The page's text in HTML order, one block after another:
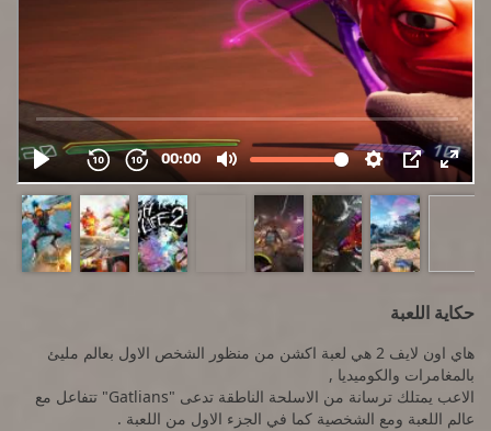
حكاية اللعبة
هاي اون لايف 2 هي لعبة اكشن من منظور الشخص الاول بعالم مليئ
بالمغامرات والكوميديا ,
الاعب يمتلك ترسانة من الاسلحة الناطقة تدعى "Gatlians" تتفاعل مع
عالم اللعبة ومع الشخصية كما في الجزء الاول من اللعبة .